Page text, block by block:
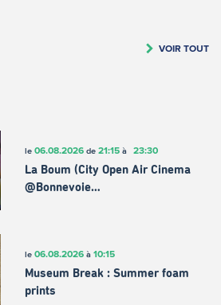
VOIR TOUT
le 06.08.2026de 21:15à 23:30
La Boum (City Open Air Cinema
@Bonnevoie…
le 06.08.2026à 10:15
Museum Break : Summer foam
prints